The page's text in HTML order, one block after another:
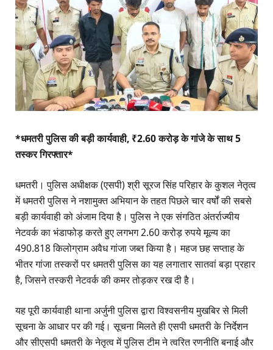
*धमतरी पुलिस की बड़ी कार्यवाही, ₹2.60 करोड़ के गांजे के साथ 5
तस्कर गिरफ्तार*
​धमतरी। पुलिस अधीक्षक (एसपी) श्री सूरज सिंह परिहार के कुशल नेतृत्व
में धमतरी पुलिस ने नशामुक्त अभियान के तहत पिछले चार वर्षों की सबसे
बड़ी कार्यवाही को अंजाम दिया है। पुलिस ने एक संगठित अंतर्राज्यीय
नेटवर्क का भंडाफोड़ करते हुए लगभग 2.60 करोड़ रुपये मूल्य का
490.818 किलोग्राम अवैध गांजा जब्त किया है। महज छह सप्ताह के
भीतर गांजा तस्करों पर धमतरी पुलिस का यह लगातार सातवां बड़ा प्रहार
है, जिसने तस्करी नेटवर्क की कमर तोड़कर रख दी है।
​यह पूरी कार्यवाही थाना अर्जुनी पुलिस द्वारा विश्वसनीय मुखबिर से मिली
सूचना के आधार पर की गई। सूचना मिलते ही एसपी धमतरी के निर्देशन
और सीएसपी धमतरी के नेतृत्व में पुलिस टीम ने त्वरित रणनीति बनाई और